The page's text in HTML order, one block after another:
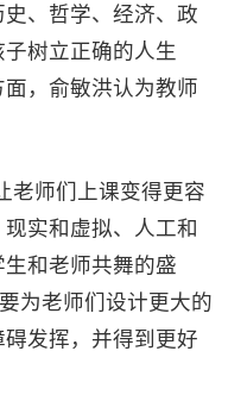
、哲学、经济、政
树立正确的人生
，俞敏洪认为教师
师们上课变得更容
实和虚拟、人工和
和老师共舞的盛
为老师们设计更大的
发挥，并得到更好